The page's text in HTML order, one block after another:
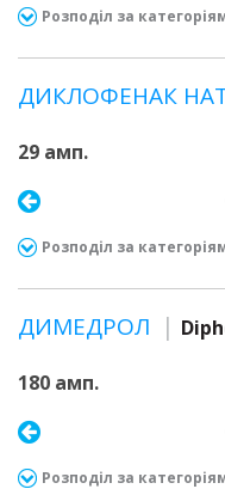
Розподіл за
ДИКЛОФЕНАК
29 амп.
Розподіл за
ДИМЕДРОЛ
180 амп.
Розподіл за